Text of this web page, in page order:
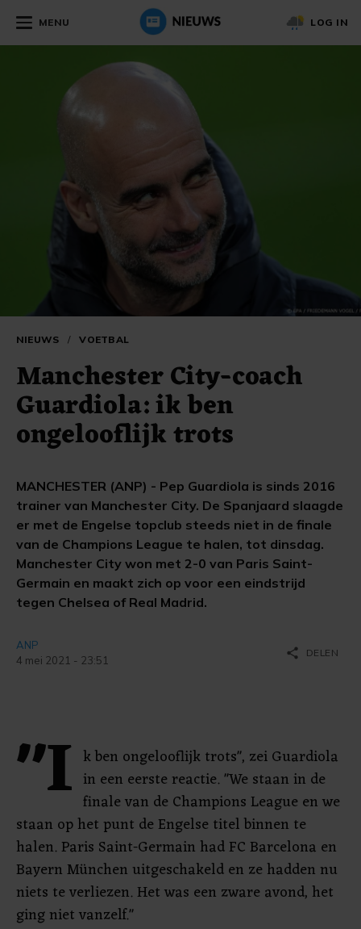
MENU LOG IN
NIEUWS / VOETBAL
Manchester City-coach
Guardiola: ik ben
ongelooflijk trots
MANCHESTER (ANP) - Pep Guardiola is sinds 2016
trainer van Manchester City. De Spanjaard slaagde
er met de Engelse topclub steeds niet in de finale
van de Champions League te halen, tot dinsdag.
Manchester City won met 2-0 van Paris Saint-
Germain en maakt zich op voor een eindstrijd
tegen Chelsea of Real Madrid.
ANP
4 mei 2021 - 23:51
share DELEN
"I k ben ongelooflijk trots", zei Guardiola
in een eerste reactie. "We staan in de
finale van de Champions League en we
staan op het punt de Engelse titel binnen te
halen. Paris Saint-Germain had FC Barcelona en
Bayern München uitgeschakeld en ze hadden nu
niets te verliezen. Het was een zware avond, het
ging niet vanzelf."